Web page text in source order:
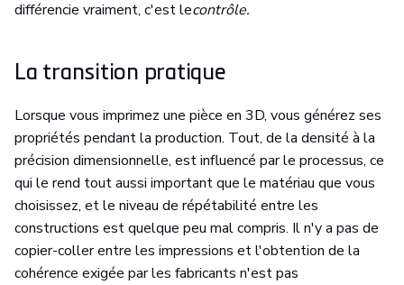
différencie vraiment, c'est lecontrôle.
La transition pratique
Lorsque vous imprimez une pièce en 3D, vous générez ses
propriétés pendant la production. Tout, de la densité à la
précision dimensionnelle, est influencé par le processus, ce
qui le rend tout aussi important que le matériau que vous
choisissez, et le niveau de répétabilité entre les
constructions est quelque peu mal compris. Il n'y a pas de
copier-coller entre les impressions et l'obtention de la
cohérence exigée par les fabricants n'est pas